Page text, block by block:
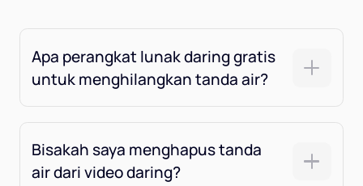
Apa perangkat lunak daring gratis
untuk menghilangkan tanda air?
Bisakah saya menghapus tanda
air dari video daring?